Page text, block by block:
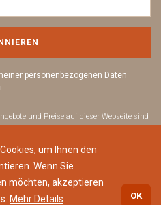
personenbezogenen Daten
und Preise auf dieser Webseite sind
Sie die Allgemeinen Geschäfts
sind Eigentum ihrer jeweiligen
Inhalt von fremden Webseiten beim
um Ihnen den
Wenn Sie
möchten, akzeptieren
Mehr Details OK